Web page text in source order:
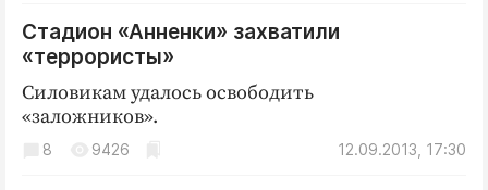
Стадион «Анненки» захватили
«террористы»
Силовикам удалось освободить
«заложников».
12.09.2013, 17:30
8 9426